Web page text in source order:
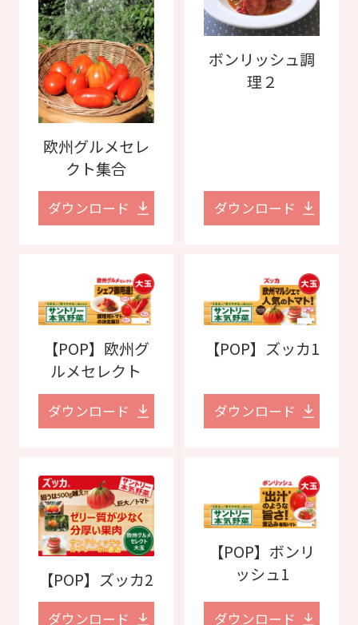
欧州グルメセレ
クト集合
ダウンロード
ボンリッシュ調
理２
ダウンロード
【POP】欧州グ
ルメセレクト
ダウンロード
【POP】ズッカ1
ダウンロード
【POP】ズッカ2
ダウンロード
【POP】ボンリ
ッシュ1
ダウンロード